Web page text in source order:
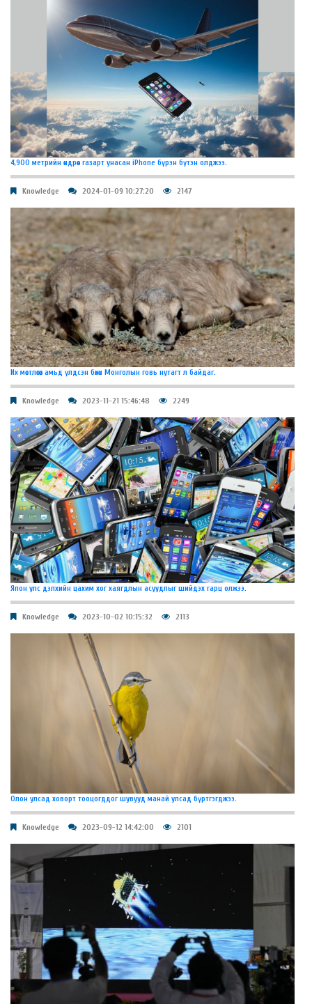
4,900 метрийн өндрөөс газарт унасан iPhone бүрэн бүтэн олджээ.
Knowledge 2024-01-09 10:27:20 2147
Их мөстлөгөөс амьд үлдсэн бөхөн Монголын говь нутагт л байдаг.
Knowledge 2023-11-21 15:46:48 2249
Япон улс дэлхийн цахим хог хаягдлын асуудлыг шийдэх гарц олжээ.
Knowledge 2023-10-02 10:15:32 2113
Олон улсад ховорт тооцогддог шувууд манай улсад бүртгэгджээ.
Knowledge 2023-09-12 14:42:00 2101